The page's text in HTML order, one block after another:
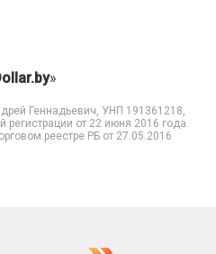
»
Геннадьевич, УНП 191361218,
регистрации от 22 июня 2016 года.
реестре РБ от 27.05.2016